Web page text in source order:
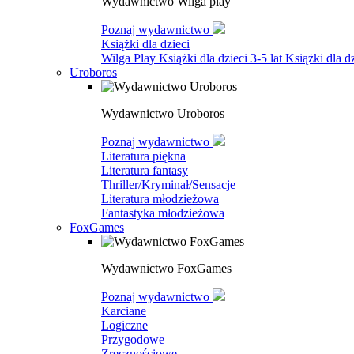
Poznaj wydawnictwo
Książki dla dzieci
Wilga Play Książki dla dzieci 3-5 lat Książki dla
Uroboros
Wydawnictwo Uroboros
Poznaj wydawnictwo
Literatura piękna
Literatura fantasy
Thriller/Kryminał/Sensacje
Literatura młodzieżowa
Fantastyka młodzieżowa
FoxGames
Wydawnictwo FoxGames
Poznaj wydawnictwo
Karciane
Logiczne
Przygodowe